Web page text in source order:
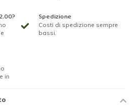
Spedizione
Costi di spedizione sempre
bassi.
in